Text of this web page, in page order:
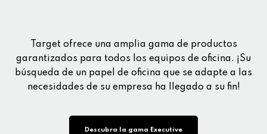
Target ofrece una amplia gama de productos
garantizados para todos los equipos de oficina. ¡Su
búsqueda de un papel de oficina que se adapte a las
necesidades de su empresa ha llegado a su fin!
Descubra la gama Executive